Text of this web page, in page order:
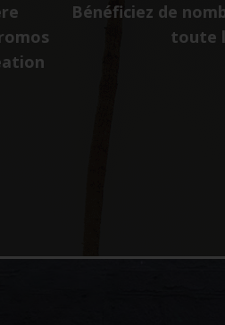
Bénéficiez de
toute